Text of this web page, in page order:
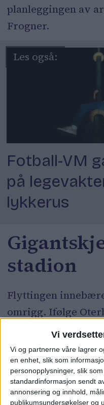
Vi
Vi og partnerne våre lagrer
en enhet, slik som
personopplysninger, slik
standardinformasjon sendt
annonsering og innhold,
publikumsundersøkelser og
planleggingen av
Frogner.
Fotball-VM
på
lykkerus
stadion
Flyttingen
omrigg. Ifølge
praktiske årsaker.
– Vi rigger om av
blir en gigantisk
kvadratmeter –